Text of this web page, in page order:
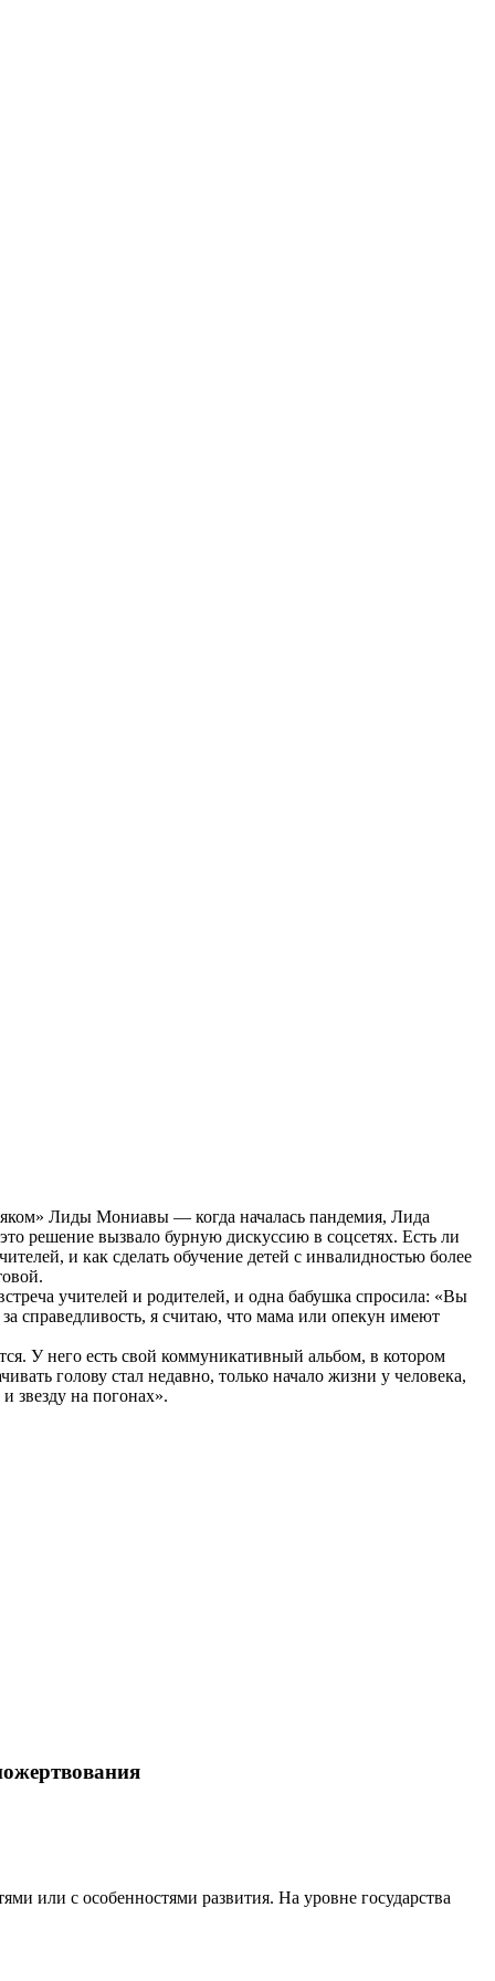
Лиды Мониавы — когда началась пандемия, Лида
решение вызвало бурную дискуссию в соцсетях. Есть ли
и как сделать обучение детей с инвалидностью более
учителей и родителей, и одна бабушка спросила: «Вы
справедливость, я считаю, что мама или опекун имеют
У него есть свой коммуникативный альбом, в котором
голову стал недавно, только начало жизни у человека,
звезду на погонах».
или с особенностями развития. На уровне государства